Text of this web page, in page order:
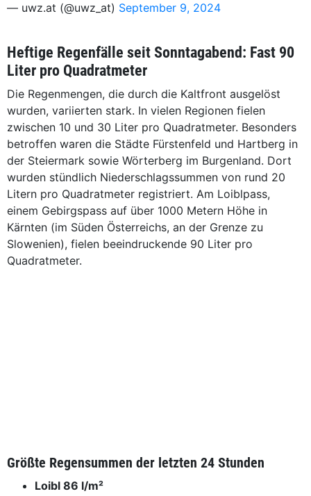
— uwz.at (@uwz_at) September 9, 2024
Heftige Regenfälle seit Sonntagabend: Fast 90
Liter pro Quadratmeter
Die Regenmengen, die durch die Kaltfront ausgelöst
wurden, variierten stark. In vielen Regionen fielen
zwischen 10 und 30 Liter pro Quadratmeter. Besonders
betroffen waren die Städte Fürstenfeld und Hartberg in
der Steiermark sowie Wörterberg im Burgenland. Dort
wurden stündlich Niederschlagssummen von rund 20
Litern pro Quadratmeter registriert. Am Loiblpass,
einem Gebirgspass auf über 1000 Metern Höhe in
Kärnten (im Süden Österreichs, an der Grenze zu
Slowenien), fielen beeindruckende 90 Liter pro
Quadratmeter.
Größte Regensummen der letzten 24 Stunden
Loibl 86 l/m²